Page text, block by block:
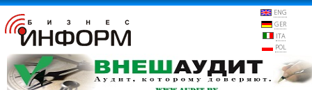
ENG
GER
ITA
POL